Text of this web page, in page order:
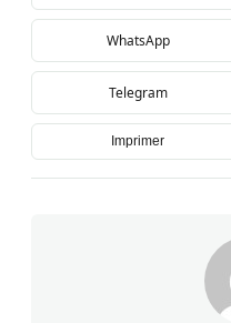
WhatsApp
Telegram
Imprimer